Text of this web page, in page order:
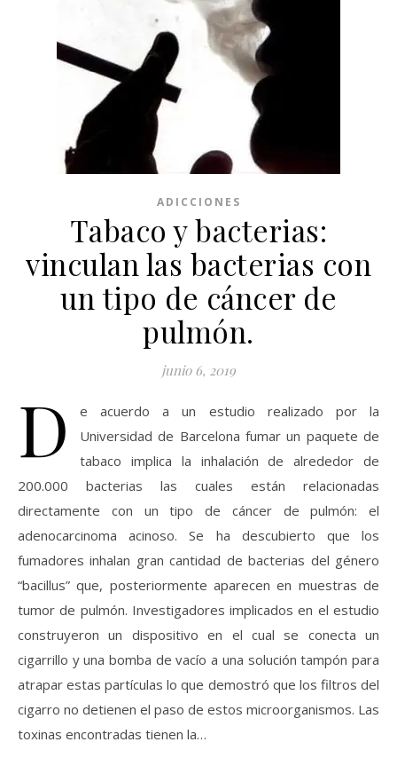
ADICCIONES
Tabaco y bacterias:
vinculan las bacterias con
un tipo de cáncer de
pulmón.
junio 6, 2019
D
e acuerdo a un estudio realizado por la
Universidad de Barcelona fumar un paquete de
tabaco implica la inhalación de alrededor de
200.000 bacterias las cuales están relacionadas
directamente con un tipo de cáncer de pulmón: el
adenocarcinoma acinoso. Se ha descubierto que los
fumadores inhalan gran cantidad de bacterias del género
“bacillus” que, posteriormente aparecen en muestras de
tumor de pulmón. Investigadores implicados en el estudio
construyeron un dispositivo en el cual se conecta un
cigarrillo y una bomba de vacío a una solución tampón para
atrapar estas partículas lo que demostró que los filtros del
cigarro no detienen el paso de estos microorganismos. Las
toxinas encontradas tienen la…